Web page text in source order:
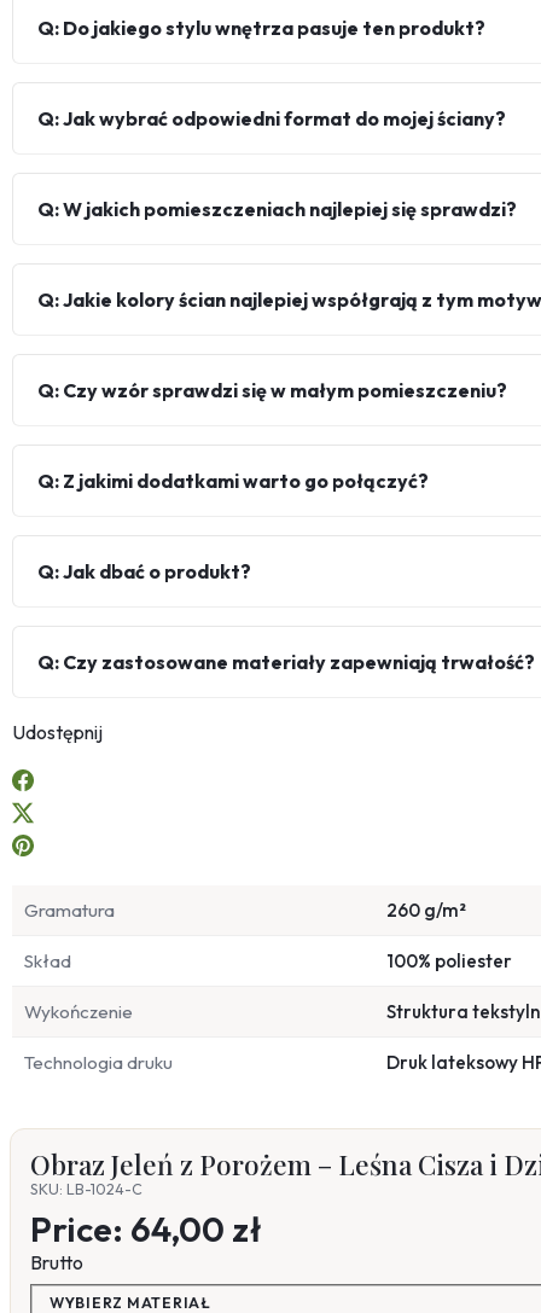
Q: Do jakiego stylu wnętrza pasuje ten produkt?
Q: Jak wybrać odpowiedni format do mojej ściany?
Q: W jakich pomieszczeniach najlepiej się sprawdzi?
Q: Jakie kolory ścian najlepiej współgrają z tym
Q: Czy wzór sprawdzi się w małym pomieszczeniu?
Q: Z jakimi dodatkami warto go połączyć?
Q: Jak dbać o produkt?
Q: Czy zastosowane materiały zapewniają trwałość?
Udostępnij
Gramatura 260 g/m²
Skład 100% poliester
Wykończenie Struktura
Technologia druku Druk lateksowy
Obraz Jeleń z Porożem – Leśna Cisza i
SKU: LB-1024-C
Price: 64,00 zł
Brutto
WYBIERZ MATERIAŁ